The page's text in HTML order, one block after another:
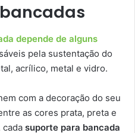
depende de alguns
pela sustentação do
acrílico, metal e vidro.
com a decoração do seu
as cores prata, preta e
cada suporte para bancada